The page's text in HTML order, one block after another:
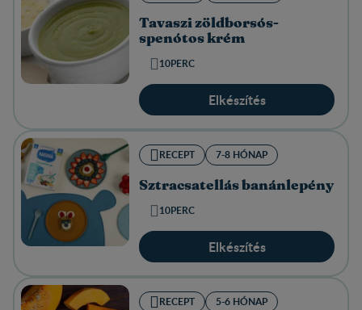
Tavaszi zöldborsós-
spenótos krém
10PERC
Elkészítés
RECEPT 7-8 HÓNAP
Sztracsatellás banánlepény
10PERC
Elkészítés
RECEPT 5-6 HÓNAP